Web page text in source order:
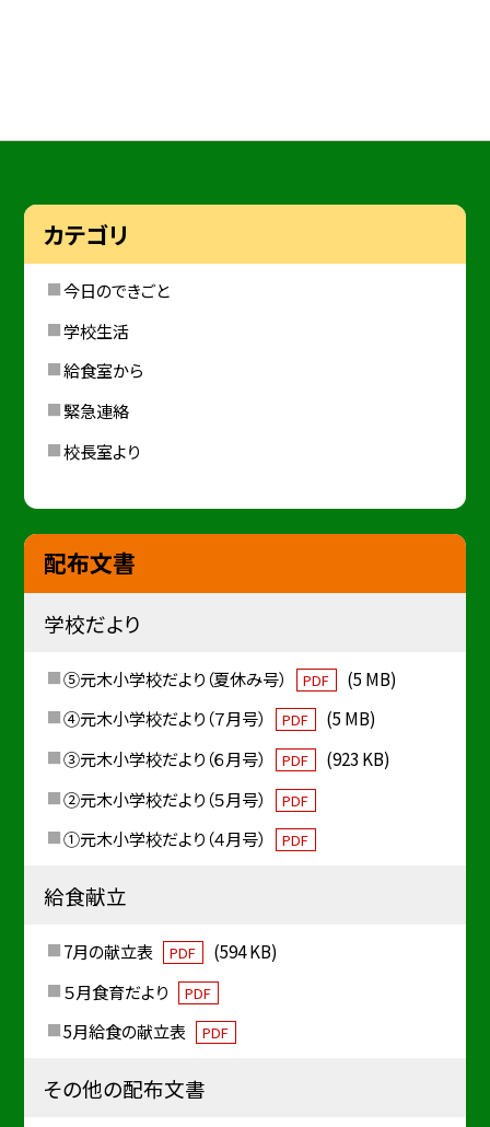
カテゴリ
今日のできごと
学校生活
給食室から
緊急連絡
校長室より
配布文書
学校だより
⑤元木小学校だより（夏休み号） PDF
(5 MB)
④元木小学校だより（７月号）
PDF
(5 MB)
③元木小学校だより（６月号）
PDF
(923 KB)
②元木小学校だより（５月号）
PDF
①元木小学校だより（４月号） PDF
給食献立
7月の献立表 PDF
(594 KB)
５月食育だより
PDF
5月給食の献立表 PDF
その他の配布文書